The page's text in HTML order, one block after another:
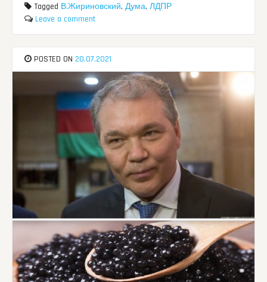
Tagged В.Жириновский,Дума,ЛДПР
Leave a comment
POSTED ON 20.07.2021